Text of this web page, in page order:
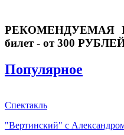
РЕКОМЕНДУЕМАЯ
билет - от 300
Популярное
Спектакль
"Вертинский" с